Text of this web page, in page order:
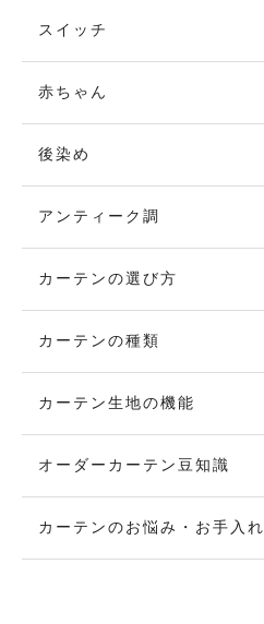
スイッチ
赤ちゃん
後染め
アンティーク調
カーテンの選び方
カーテンの種類
カーテン生地の機能
オーダーカーテン豆知識
カーテンのお悩み・お手入れ